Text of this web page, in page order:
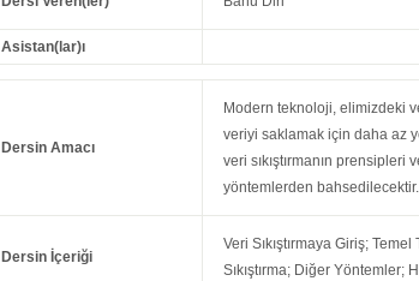
Asistan(lar)ı
Dersin Amacı
Modern teknoloji, elimizdeki
veriyi saklamak için daha az
veri sıkıştırmanın prensipleri
yöntemlerden bahsedilecektir.
Dersin İçeriği
Veri Sıkıştırmaya Giriş;
Sıkıştırma; Diğer Yöntemler;